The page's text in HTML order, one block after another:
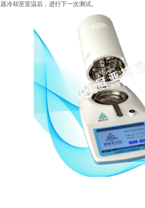
冷却至室温后，进行下一次测试。